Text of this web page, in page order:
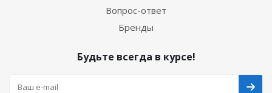
Вопрос-ответ
Бренды
Будьте всегда в курсе!